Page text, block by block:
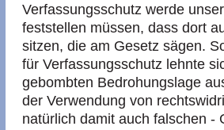
Verfassungsschutz werde
feststellen müssen, dass dort
sitzen, die am Gesetz sägen.
für Verfassungsschutz lehnte
gebombten Bedrohungslage
der Verwendung von
natürlich damit auch falschen -